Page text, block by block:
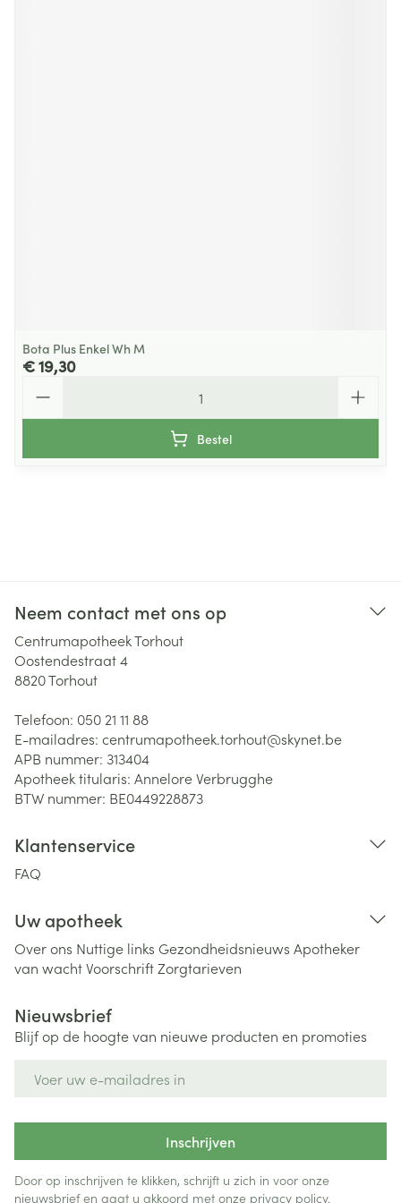
Bota Plus Enkel Wh M
€ 19,30
Bestel
Neem contact met ons op
Centrumapotheek Torhout
Oostendestraat 4
8820Torhout
Telefoon: 050 21 11 88
E-mailadres: centrumapotheek.torhout@skynet.be
APB nummer: 313404
Apotheek titularis: Annelore Verbrugghe
BTW nummer: BE0449228873
Klantenservice
FAQ
Uw apotheek
Over ons Nuttige links Gezondheidsnieuws Apotheker
van wachtVoorschriftZorgtarieven
Nieuwsbrief
Blijf op de hoogte van nieuwe producten en promoties
Inschrijven
Door op inschrijven te klikken, schrijft u zich in voor onze
nieuwsbrief en gaat u akkoord met onze privacy policy.